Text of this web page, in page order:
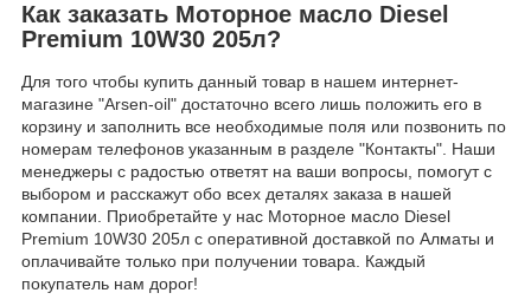
Как заказать Моторное масло Diesel
Premium 10W30 205л?
Для того чтобы купить данный товар в нашем интернет-
магазине "Arsen-oil" достаточно всего лишь положить его в
корзину и заполнить все необходимые поля или позвонить по
номерам телефонов указанным в разделе "Контакты". Наши
менеджеры с радостью ответят на ваши вопросы, помогут с
выбором и расскажут обо всех деталях заказа в нашей
компании. Приобретайте у нас Моторное масло Diesel
Premium 10W30 205л с оперативной доставкой по Алматы и
оплачивайте только при получении товара. Каждый
покупатель нам дорог!